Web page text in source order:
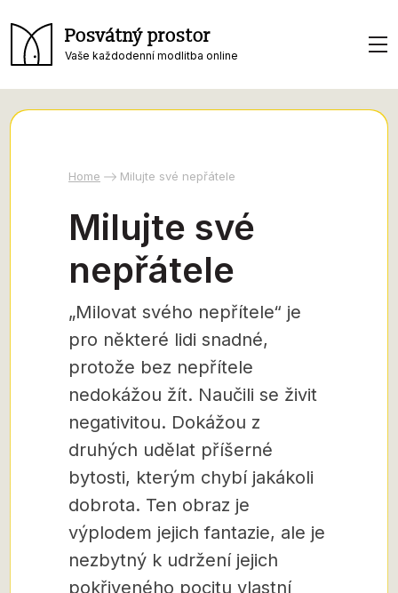
Posvátný prostor
Vaše každodenní modlitba online
Home Milujte své nepřátele
Milujte své
nepřátele
„Milovat svého nepřítele“ je
pro některé lidi snadné,
protože bez nepřítele
nedokážou žít. Naučili se živit
negativitou. Dokážou z
druhých udělat příšerné
bytosti, kterým chybí jakákoli
dobrota. Ten obraz je
výplodem jejich fantazie, ale je
nezbytný k udržení jejich
pokřiveného pocitu vlastní